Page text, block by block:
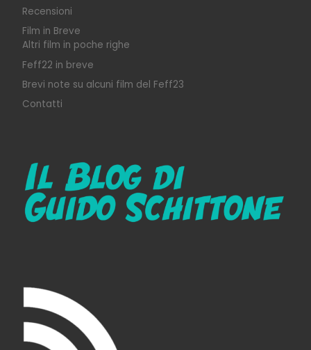
Recensioni
Film in Breve
Altri film in poche righe
Feff22 in breve
Brevi note su alcuni film del Feff23
Contatti